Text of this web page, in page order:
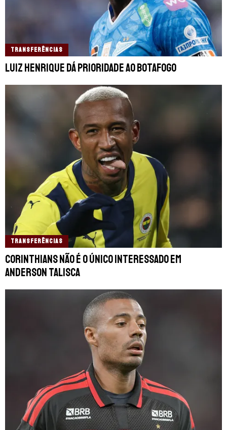
TRANSFERÊNCIAS
Luiz Henrique dá prioridade ao Botafogo
TRANSFERÊNCIAS
Corinthians não é o único interessado em
Anderson Talisca